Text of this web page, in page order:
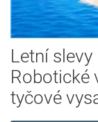
Letní slevy
Robotické
tyčové